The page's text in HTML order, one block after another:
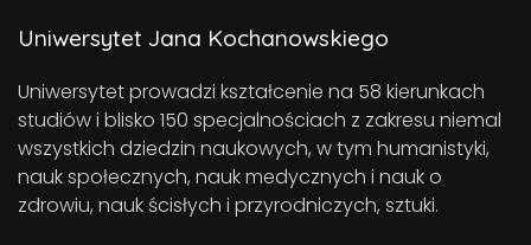
Uniwersytet Jana Kochanowskiego
Uniwersytet prowadzi kształcenie na 58 kierunkach
studiów i blisko 150 specjalnościach z zakresu niemal
wszystkich dziedzin naukowych, w tym humanistyki,
nauk społecznych, nauk medycznych i nauk o
zdrowiu, nauk ścisłych i przyrodniczych, sztuki.